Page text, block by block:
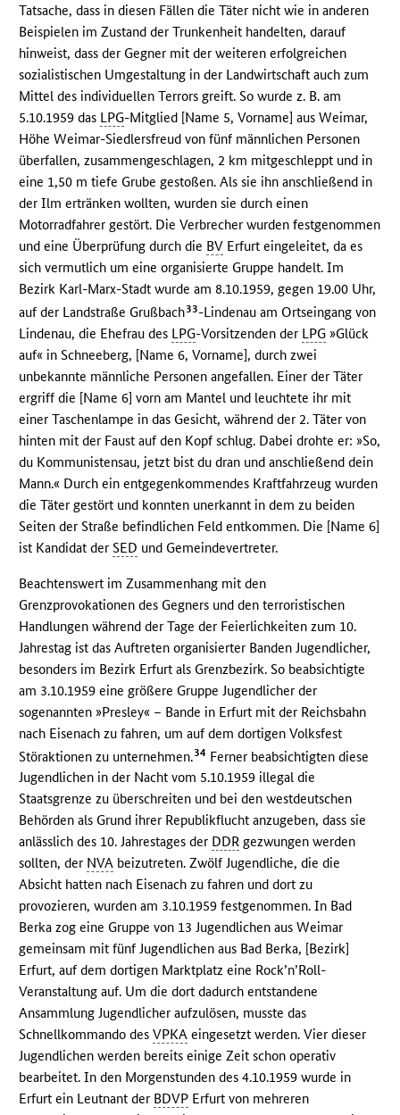
Tatsache, dass in diesen Fällen die Täter nicht wie in anderen
Beispielen im Zustand der Trunkenheit handelten, darauf
hinweist, dass der Gegner mit der weiteren erfolgreichen
sozialistischen Umgestaltung in der Landwirtschaft auch zum
Mittel des individuellen Terrors greift. So wurde z. B. am
5.10.1959 das LPG-Mitglied [Name 5, Vorname] aus Weimar,
Höhe Weimar-Siedlersfreud von fünf männlichen Personen
überfallen, zusammengeschlagen, 2 km mitgeschleppt und in
eine 1,50 m tiefe Grube gestoßen. Als sie ihn anschließend in
der Ilm ertränken wollten, wurden sie durch einen
Motorradfahrer gestört. Die Verbrecher wurden festgenommen
und eine Überprüfung durch die BV Erfurt eingeleitet, da es
sich vermutlich um eine organisierte Gruppe handelt. Im
Bezirk Karl-Marx-Stadt wurde am 8.10.1959, gegen 19.00 Uhr,
auf der Landstraße Grußbach33-Lindenau am Ortseingang von
Lindenau, die Ehefrau des LPG-Vorsitzenden der LPG »Glück
auf« in Schneeberg, [Name 6, Vorname], durch zwei
unbekannte männliche Personen angefallen. Einer der Täter
ergriff die [Name 6] vorn am Mantel und leuchtete ihr mit
einer Taschenlampe in das Gesicht, während der 2. Täter von
hinten mit der Faust auf den Kopf schlug. Dabei drohte er: »So,
du Kommunistensau, jetzt bist du dran und anschließend dein
Mann.« Durch ein entgegenkommendes Kraftfahrzeug wurden
die Täter gestört und konnten unerkannt in dem zu beiden
Seiten der Straße befindlichen Feld entkommen. Die [Name 6]
ist Kandidat derSED und Gemeindevertreter.
Beachtenswert im Zusammenhang mit den
Grenzprovokationen des Gegners und den terroristischen
Handlungen während der Tage der Feierlichkeiten zum 10.
Jahrestag ist das Auftreten organisierter Banden Jugendlicher,
besonders im Bezirk Erfurt als Grenzbezirk. So beabsichtigte
am 3.10.1959 eine größere Gruppe Jugendlicher der
sogenannten »Presley« – Bande in Erfurt mit der Reichsbahn
nach Eisenach zu fahren, um auf dem dortigen Volksfest
Störaktionen zu unternehmen.34 Ferner beabsichtigten diese
Jugendlichen in der Nacht vom 5.10.1959 illegal die
Staatsgrenze zu überschreiten und bei den westdeutschen
Behörden als Grund ihrer Republikflucht anzugeben, dass sie
anlässlich des 10. Jahrestages der DDR gezwungen werden
sollten, der NVA beizutreten. Zwölf Jugendliche, die die
Absicht hatten nach Eisenach zu fahren und dort zu
provozieren, wurden am 3.10.1959 festgenommen. In Bad
Berka zog eine Gruppe von 13 Jugendlichen aus Weimar
gemeinsam mit fünf Jugendlichen aus Bad Berka, [Bezirk]
Erfurt, auf dem dortigen Marktplatz eine Rock’n’Roll-
Veranstaltung auf. Um die dort dadurch entstandene
Ansammlung Jugendlicher aufzulösen, musste das
Schnellkommando desVPKA eingesetzt werden. Vier dieser
Jugendlichen werden bereits einige Zeit schon operativ
bearbeitet. In den Morgenstunden des 4.10.1959 wurde in
Erfurt ein Leutnant der BDVP Erfurt von mehreren